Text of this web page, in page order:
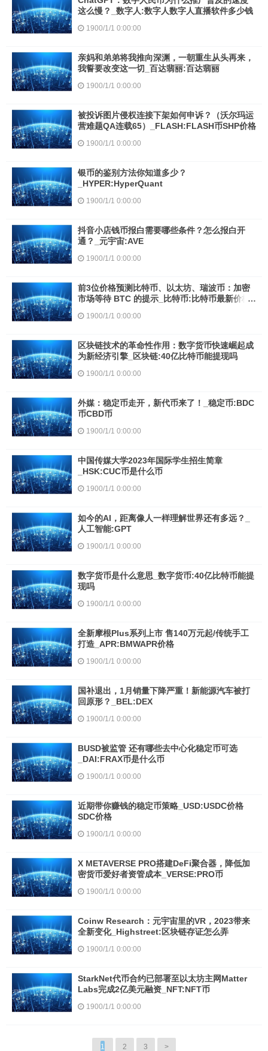
这么慢？_数字人:数字人数字人直播软件多少钱
1900/1/1 0:00:00
亲妈和弟弟将我推向深渊，一朝重生从头再来，
我誓要改变这一切_百达翡丽:百达翡丽
1900/1/1 0:00:00
被投诉图片侵权连接下架如何申诉？（沃尔玛运
营难题QA连载65）_FLASH:FLASH币SHP价格
1900/1/1 0:00:00
银币的鉴别方法你知道多少？
_HYPER:HyperQuant
1900/1/1 0:00:00
抖音小店钱币报白需要哪些条件？怎么报白开
通？_元宇宙:AVE
1900/1/1 0:00:00
前3位价格预测比特币、以太坊、瑞波币：加密
市场等待 BTC 的提示_比特币:比特币最新价格
1900/1/1 0:00:00
区块链技术的革命性作用：数字货币快速崛起成
为新经济引擎_区块链:40亿比特币能提现吗
1900/1/1 0:00:00
外媒：稳定币走开，新代币来了！_稳定币:BDC
币CBD币
1900/1/1 0:00:00
中国传媒大学2023年国际学生招生简章
_HSK:CUC币是什么币
1900/1/1 0:00:00
如今的AI，距离像人一样理解世界还有多远？_
人工智能:GPT
1900/1/1 0:00:00
数字货币是什么意思_数字货币:40亿比特币能提
现吗
1900/1/1 0:00:00
全新摩根Plus系列上市 售140万元起/传统手工
打造_APR:BMWAPR价格
1900/1/1 0:00:00
国补退出，1月销量下降严重！新能源汽车被打
回原形？_BEL:DEX
1900/1/1 0:00:00
BUSD被监管 还有哪些去中心化稳定币可选
_DAI:FRAX币是什么币
1900/1/1 0:00:00
近期带你赚钱的稳定币策略_USD:USDC价格
SDC价格
1900/1/1 0:00:00
X METAVERSE PRO搭建DeFi聚合器，降低加
密货币爱好者资管成本_VERSE:PRO币
1900/1/1 0:00:00
Coinw Research：元宇宙里的VR，2023带来
全新变化_Highstreet:区块链存证怎么弄
1900/1/1 0:00:00
StarkNet代币合约已部署至以太坊主网Matter
Labs完成2亿美元融资_NFT:NFT币
1900/1/1 0:00:00
1 2 3 >